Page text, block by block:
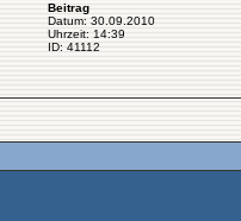
Beitrag
Datum: 30.09.2010
Uhrzeit: 14:39
ID: 41112